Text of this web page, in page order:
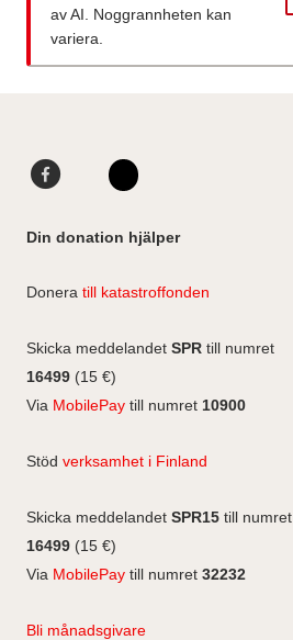
av AI. Noggrannheten kan
variera.
c
b
o
k
n
t
g
r
a
n
e
I
Din donation hjälper
Donera till katastroffonden
Skicka meddelandet SPR till numret
16499 (15 €)
Via MobilePay till numret 10900
Stöd verksamhet i Finland
Skicka meddelandet SPR15 till numret
16499 (15 €)
Via MobilePay till numret 32232
Bli månadsgivare